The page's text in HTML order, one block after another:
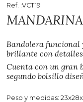
Ref. :VCT19
Bandolera
brillante con
Cuenta con un gran
segundo bolsillo
Peso y medidas: